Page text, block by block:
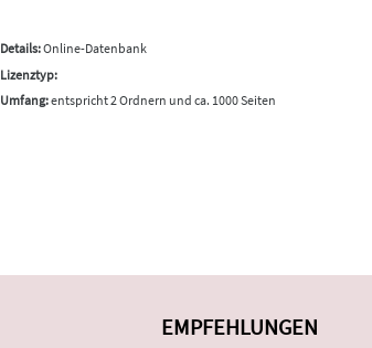
Details:Online-Datenbank
Lizenztyp:
Umfang:entspricht 2 Ordnern und ca. 1000 Seiten
EMPFEHLUNGEN